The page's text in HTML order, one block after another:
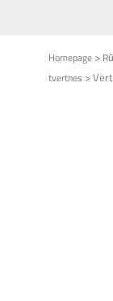
Homepage >
tvertnes >